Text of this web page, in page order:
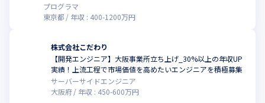
プログラマ
東京都
年収 : 400-1200万円
株式会社こだわり
【開発エンジニア】大阪事業所立ち上げ_30%以上の年収UP
実績！上流工程で市場価値を高めたいエンジニアを積極募集
サーバーサイドエンジニア
大阪府
年収 : 450-600万円